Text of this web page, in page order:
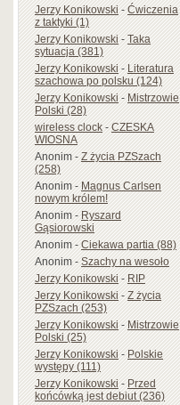
Jerzy Konikowski-Ćwiczenia
z taktyki (1)
Jerzy Konikowski-Taka
sytuacja (381)
Jerzy Konikowski-Literatura
szachowa po polsku (124)
Jerzy Konikowski-Mistrzowie
Polski (28)
wireless clock-CZESKA
WIOSNA
Anonim-Z życia PZSzach
(258)
Anonim-Magnus Carlsen
nowym królem!
Anonim-Ryszard
Gąsiorowski
Anonim-Ciekawa partia (88)
Anonim-Szachy na wesoło
Jerzy Konikowski-RIP
Jerzy Konikowski-Z życia
PZSzach (253)
Jerzy Konikowski-Mistrzowie
Polski (25)
Jerzy Konikowski-Polskie
występy (111)
Jerzy Konikowski-Przed
końcówką jest debiut (236)